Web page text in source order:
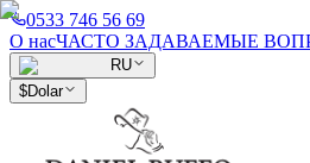
0533 746 56 69
О насЧАСТО ЗАДАВАЕМЫЕ
RU
$Dolar